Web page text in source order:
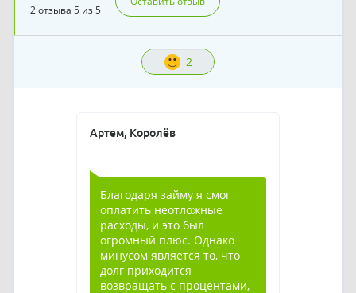
2 отзыва 5 из 5
2
Артем, Королёв
Благодаря займу я смог
оплатить неотложные
расходы, и это был
огромный плюс. Однако
минусом является то, что
долг приходится
возвращать с процентами,